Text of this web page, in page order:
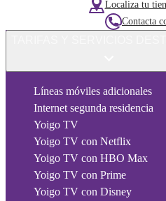
Localiza tu
Contacta
Líneas móviles adicionales
Internet segunda residencia
Yoigo TV
Yoigo TV con Netflix
Yoigo TV con HBO Max
Yoigo TV con Prime
Yoigo TV con Disney